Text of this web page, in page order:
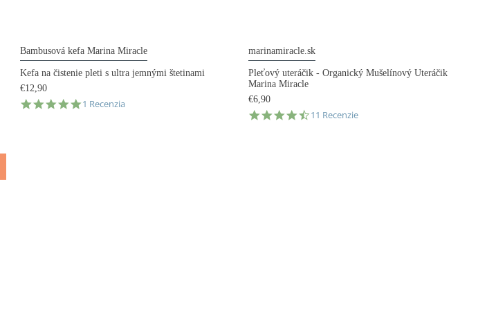
Bambusová kefa Marina Miracle
Kefa na čistenie pleti s ultra jemnými štetinami
€12,90
5.0
1 Recenzia
marinamiracle.sk
Pleťový uteráčik - Organický Mušelínový Uteráčik
Marina Miracle
€6,90
4.7
11 Recenzie